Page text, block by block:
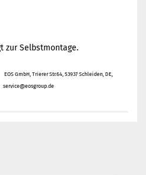
zur Selbstmontage.
EOS GmbH, Trierer Str.64, 53937 Schleiden, DE,
service@eosgroup.de